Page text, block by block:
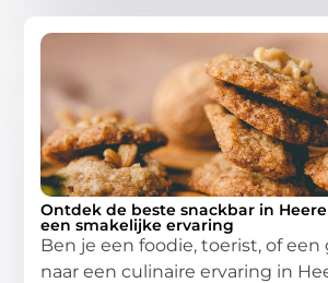
Ontdek de beste snackbar in
een smakelijke ervaring
Ben je een foodie, toerist, of een
naar een culinaire ervaring in